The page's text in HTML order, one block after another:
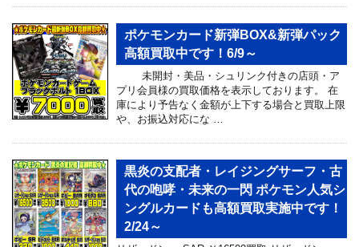
ポケモンカード新弾BOX&新弾パック
高額買取中です！6/9～
未開封・美品・シュリンク付きの店頭・ア
プリ会員様の買取価格を表示しております。 在
庫により予告なく金額が上下する場合と買取上限
や、お振込対応にな …
黒炎の支配者・レイジングサーフ・古
代の咆哮・未来の一閃 ポケモン人気シ
ングルカードも高額買取実施中です！
2/24～